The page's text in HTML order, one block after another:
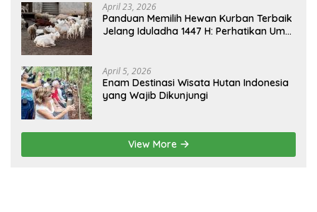
April 23, 2026
Panduan Memilih Hewan Kurban Terbaik
Jelang Iduladha 1447 H: Perhatikan Umur
April 5, 2026
Enam Destinasi Wisata Hutan Indonesia
yang Wajib Dikunjungi
View More